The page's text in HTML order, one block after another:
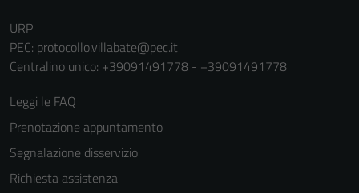
URP
PEC: protocollo.villabate@pec.it
Centralino unico: +39091491778 - +39091491778
Leggi le FAQ
Prenotazione appuntamento
Segnalazione disservizio
Richiesta assistenza